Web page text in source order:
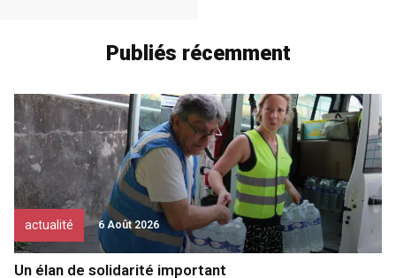
Publiés récemment
actualité 6 Août 2026
Un élan de solidarité important